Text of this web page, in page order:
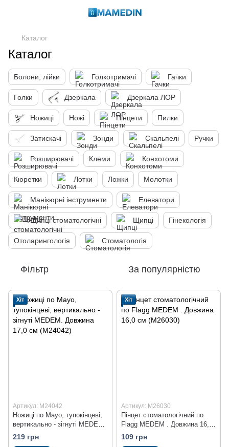
Каталог
Каталог
Болони, лійки Голкотримачі Гачки
Голки Дзеркала Дзеркала ЛОР
Ножиці Ножі Пінцети Пилки
Затискачі Зонди Скальпелі Ручки
Розширювачі Клеми Конхотоми
Кюретки Лотки Ложки Молотки
Манікюрні інструменти Елеватори
Щипці стоматологічні Щипці Гінекологія
Отоларингологія Стоматологія
Фільтр За популярністю
Хіт
Артикул: M24042
Ножиці по Mayo, тупокінцеві,
вертикально - зігнуті MEDEM.
Довжина 17,0 см (M24042)
219 грн
Хіт
Артикул: M26030
Пінцет стоматологічний по
Flagg MEDEM . Довжина 16,0
см (M26030)
109 грн